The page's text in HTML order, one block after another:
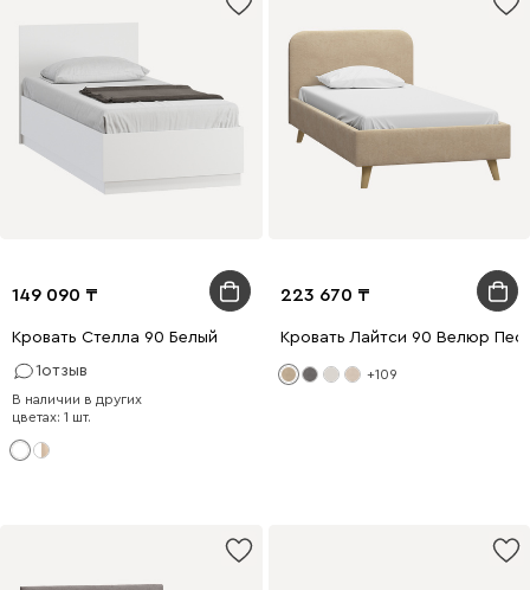
149 090
Кровать Стелла 90 Белый
1отзыв
В наличии в других
цветах: 1 шт.
223 670
Кровать Лайтси 90 Велюр
+109